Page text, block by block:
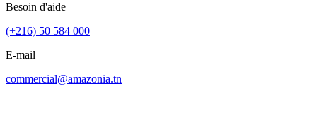
Besoin d'aide
(+216) 50 584 000
E-mail
commercial@amazonia.tn